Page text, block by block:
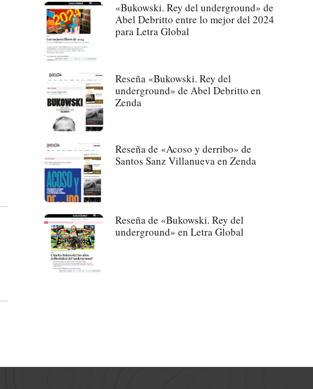
«Bukowski. Rey del underground» de
Abel Debritto entre lo mejor del 2024
para Letra Global
Reseña «Bukowski. Rey del
underground» de Abel Debritto en
Zenda
Reseña de «Acoso y derribo» de
Santos Sanz Villanueva en Zenda
Reseña de «Bukowski. Rey del
underground» en Letra Global